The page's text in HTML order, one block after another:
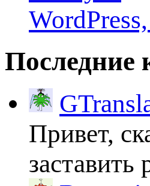
Последние
Привет,
заставить